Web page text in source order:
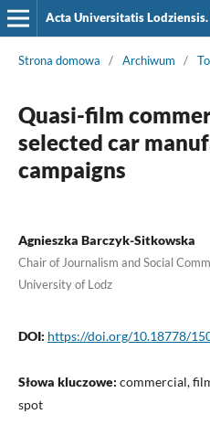
Acta Universitatis
Strona domowa / Archiwum /
Quasi-film
selected car
campaigns
Agnieszka Barczyk-Sitkowska
Chair of Journalism and Social
University of Lodz
DOI: https://doi.org/10.18778/
Słowa kluczowe: commercial,
spot